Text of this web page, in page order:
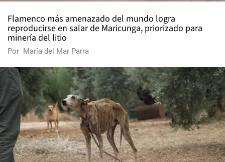
Flamenco más amenazado del mundo logra
reproducirse en salar de Maricunga, priorizado para
minería del litio
Por María del Mar Parra